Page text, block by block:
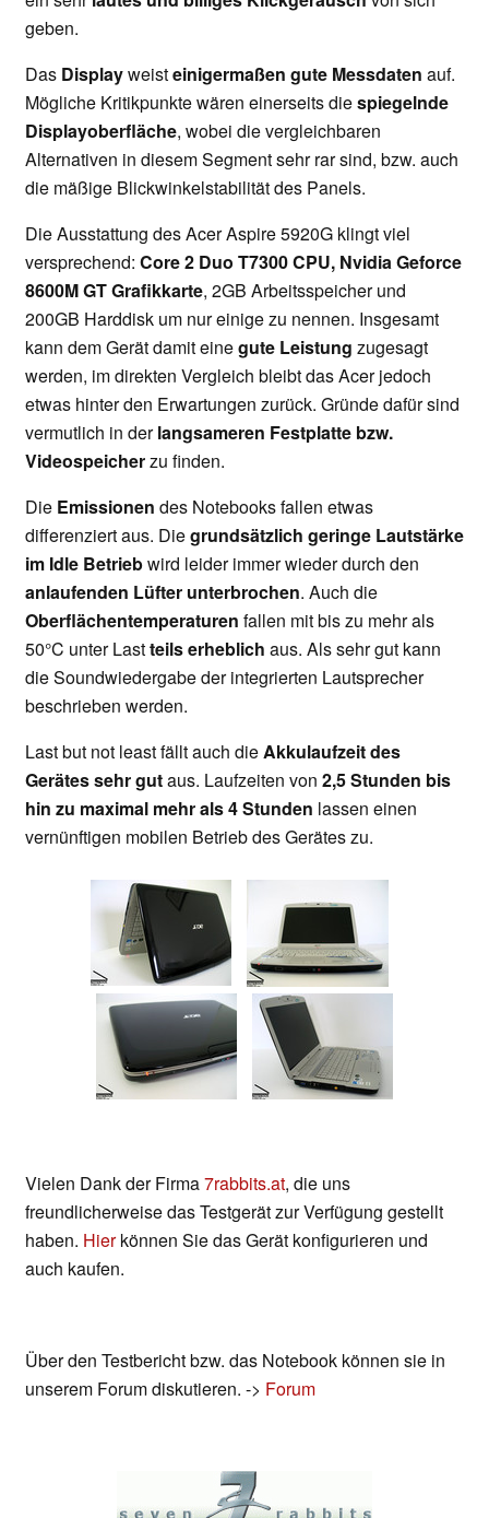
geben.
Das Displayweisteinigermaßen gute Messdaten auf.
Mögliche Kritikpunkte wären einerseits diespiegelnde
Displayoberfläche, wobei die vergleichbaren
Alternativen in diesem Segment sehr rar sind, bzw. auch
die mäßige Blickwinkelstabilität des Panels.
Die Ausstattung des Acer Aspire 5920G klingt viel
versprechend: Core 2 Duo T7300 CPU, Nvidia Geforce
8600M GT Grafikkarte, 2GB Arbeitsspeicher und
200GB Harddisk um nur einige zu nennen. Insgesamt
kann dem Gerät damit einegute Leistung zugesagt
werden, im direkten Vergleich bleibt das Acer jedoch
etwas hinter den Erwartungen zurück. Gründe dafür sind
vermutlich in derlangsameren Festplatte bzw.
Videospeicherzu finden.
Die Emissionen des Notebooks fallen etwas
differenziert aus. Diegrundsätzlich geringe Lautstärke
im Idle Betriebwird leider immer wieder durch den
anlaufenden Lüfter unterbrochen. Auch die
Oberflächentemperaturen fallen mit bis zu mehr als
50°C unter Lastteils erheblich aus. Als sehr gut kann
die Soundwiedergabe der integrierten Lautsprecher
beschrieben werden.
Last but not least fällt auch dieAkkulaufzeit des
Gerätes sehr gutaus. Laufzeiten von 2,5 Stunden bis
hin zu maximal mehr als 4 Stunden lassen einen
vernünftigen mobilen Betrieb des Gerätes zu.
Vielen Dank der Firma7rabbits.at, die uns
freundlicherweise das Testgerät zur Verfügung gestellt
haben. Hierkönnen Sie das Gerät konfigurieren und
auch kaufen.
Über den Testbericht bzw. das Notebook können sie in
unserem Forum diskutieren. -> Forum